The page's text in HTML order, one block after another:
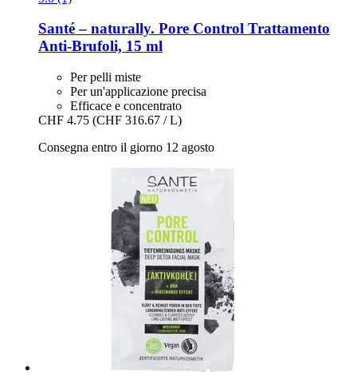
Santé – naturally. Pore Control Trattamento
Anti-​Brufoli, 15 ml
Per pelli miste
Per un'applicazione precisa
Efficace e concentrato
CHF 4.75 (CHF 316.67 / L)
Consegna entro il giorno 12 agosto